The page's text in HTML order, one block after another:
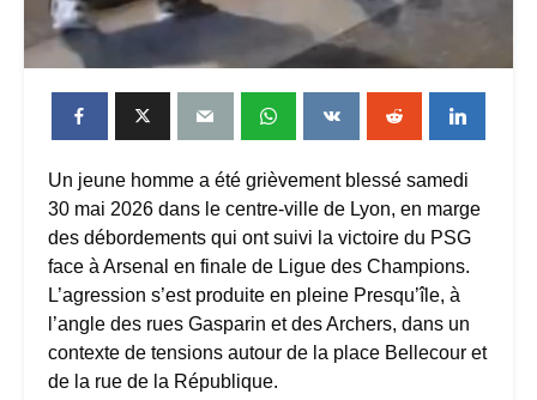
Un jeune homme a été grièvement blessé samedi
30 mai 2026 dans le centre-ville de Lyon, en marge
des débordements qui ont suivi la victoire du PSG
face à Arsenal en finale de Ligue des Champions.
L’agression s’est produite en pleine Presqu’île, à
l’angle des rues Gasparin et des Archers, dans un
contexte de tensions autour de la place Bellecour et
de la rue de la République.